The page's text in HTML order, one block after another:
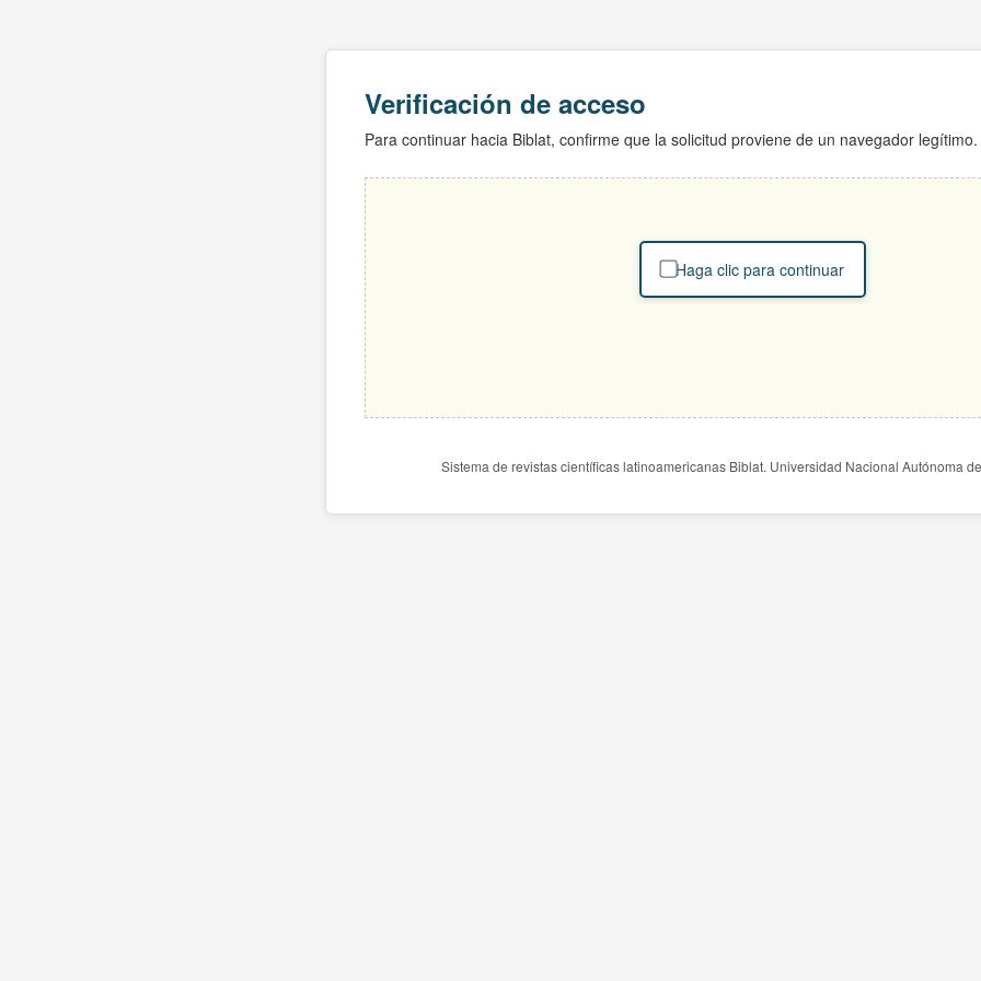
Verificación de acceso
Para continuar hacia Biblat, confirme que la solicitud proviene de un navegador legítimo.
Haga clic para continuar
Sistema de revistas científicas latinoamericanas Biblat. Universidad Nacional Autónoma